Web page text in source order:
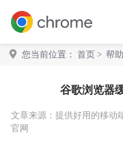
您当前位置： 首页 > 帮
谷歌浏览器
文章来源： 提供好用的移动
官网